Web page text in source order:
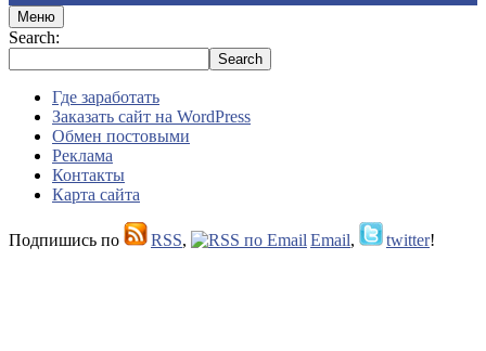
Меню
Search:
Где заработать
Заказать сайт на WordPress
Обмен постовыми
Реклама
Контакты
Карта сайта
Подпишись по RSS, Email, twitter!